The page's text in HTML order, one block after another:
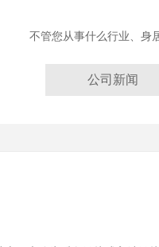
不管您从事什么行业、身
公司新闻